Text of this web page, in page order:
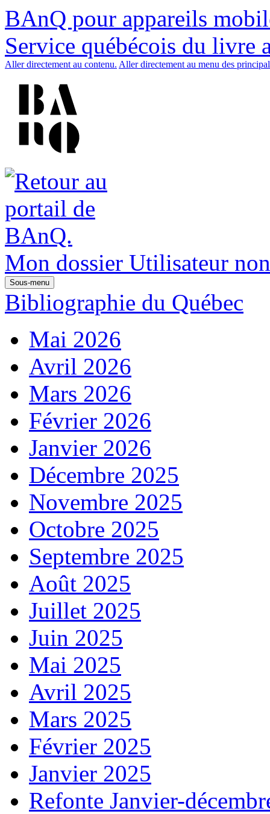
BAnQ pour appareils
Service québécois du livre
Aller directement au contenu. Aller directement au menu des
Mon dossier Utilisateur
Sous-menu
Bibliographie du Québec
Mai 2026
Avril 2026
Mars 2026
Février 2026
Janvier 2026
Décembre 2025
Novembre 2025
Octobre 2025
Septembre 2025
Août 2025
Juillet 2025
Juin 2025
Mai 2025
Avril 2025
Mars 2025
Février 2025
Janvier 2025
Refonte Janvier-